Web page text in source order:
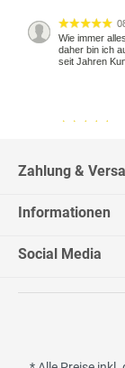
Wie immer
daher bin ich
seit Jahren
Zahlung &
Informationen
Social Media